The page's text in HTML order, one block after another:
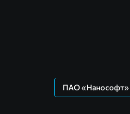
ПАО «Нанософт»